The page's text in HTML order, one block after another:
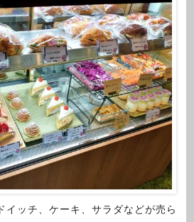
イッチ、ケーキ、サラダなどが売ら